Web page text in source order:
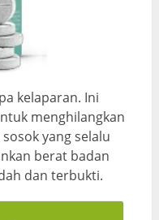
kelaparan. Ini
menghilangkan
yang selalu
berat badan
dan terbukti.